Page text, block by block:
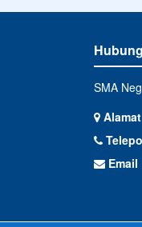
SMA
Alamat
Email